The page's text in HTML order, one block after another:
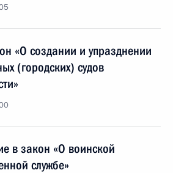
«О создании и упразднении
(городских) судов
в закон «О воинской
службе»